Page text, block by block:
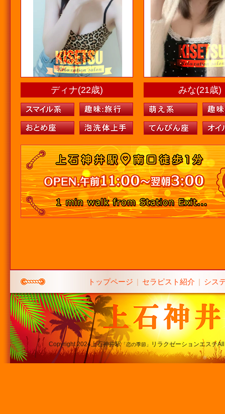
ディナ(22歳) みな(21歳)
トップページ | セラピスト紹介 | シス
Copyright 2024上石神井駅「恋の季節」 リラクゼーションエステ